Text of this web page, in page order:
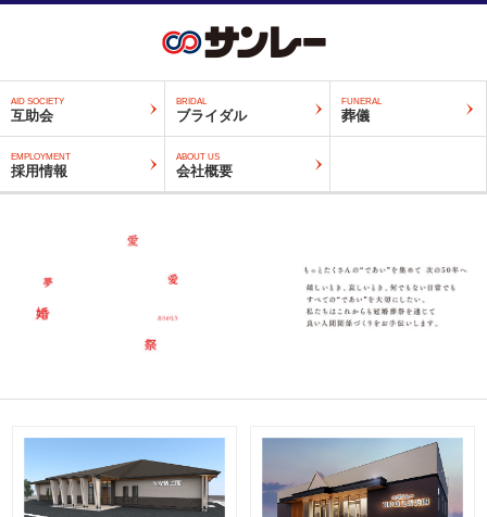
AID SOCIETY
互助会
BRIDAL
ブライダル
FUNERAL
葬儀
EMPLOYMENT
採用情報
ABOUT US
会社概要